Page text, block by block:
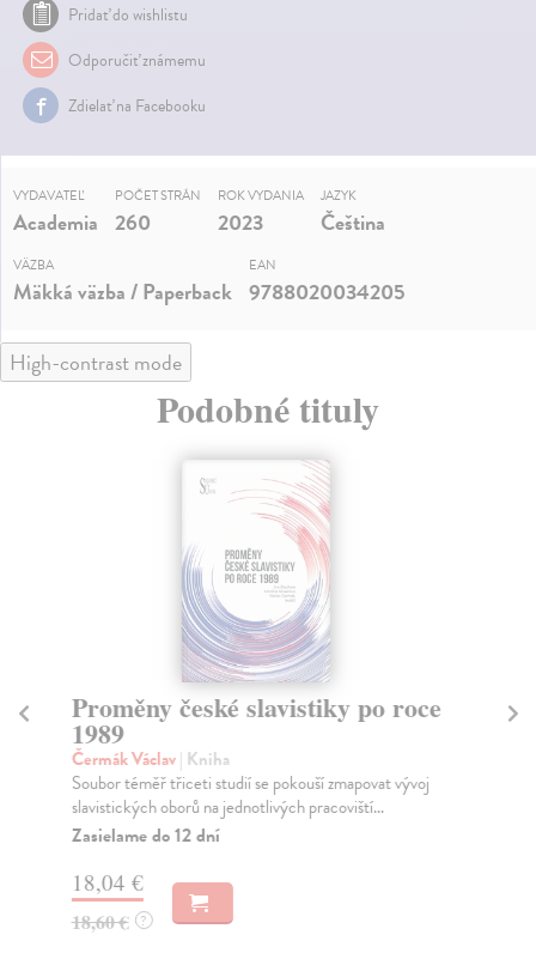
Pridať do wishlistu
Odporučiť známemu
Zdielať na Facebooku
VYDAVATEĽ
Academia
POČET STRÁN
260
ROK VYDANIA
2023
JAZYK
Čeština
VÄZBA
Mäkká väzba / Paperback
EAN
9788020034205
High-contrast mode
Podobné tituly
Proměny české slavistiky po roce
1989
Čermák Václav| Kniha
Soubor téměř třiceti studií se pokouší zmapovat vývoj
slavistických oborů na jednotlivých pracoviští...
Zasielame do 12 dní
18,04 €
18,60 € ?